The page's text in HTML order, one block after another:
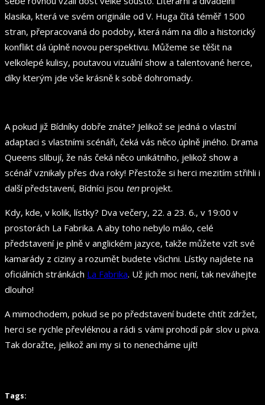
klasika, která ve svém originále od V. Huga čítá téměř 1500
stran, přepracovaná do podoby, která nám na dílo a historický
konflikt dá úplně novou perspektivu. Můžeme se těšit na
velkolepé kulisy, poutavou vizuální show a talentované herce,
díky kterým jde vše krásně k sobě dohromady.
A pokud již Bídníky dobře znáte? Jelikož se jedná o vlastní
adaptaci s vlastními scénáři, čeká vás něco úplně jiného. Drama
Queens slibují, že nás čeká něco unikátního, jelikož show a
scénář vznikaly přes dva roky! Přestože si herci mezitím střihli i
další představení, Bídníci jsou tenprojekt.
Kdy, kde, v kolik, lístky? Dva večery, 22. a 23. 6., v 19:00 v
prostorách La Fabrika. A aby toho nebylo málo, celé
představení je plně v anglickém jazyce, takže můžete vzít své
kamarády z ciziny a rozumět budete všichni. Lístky najdete na
oficiálních stránkách La Fabrika. Už jich moc není, tak neváhejte
dlouho!
A mimochodem, pokud se po představení budete chtít zdržet,
herci se rychle převléknou a rádi s vámi prohodí pár slov u piva.
Tak doražte, jelikož ani my si to nenecháme ujít!
Tags: